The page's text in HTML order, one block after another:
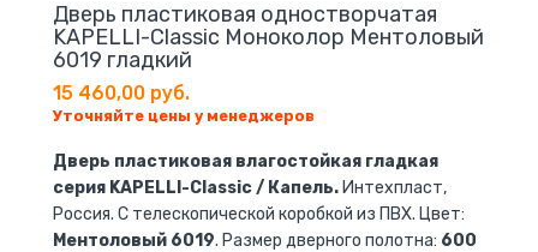
Дверь пластиковая одностворчатая
KAPELLI-Classic Моноколор Ментоловый
6019 гладкий
15 460,00 руб.
Уточняйте цены у менеджеров
Дверь пластиковая влагостойкая гладкая
серия KAPELLI-Classic / Капель. Интехпласт,
Россия. С телескопической коробкой из ПВХ. Цвет:
Ментоловый 6019. Размер дверного полотна: 600